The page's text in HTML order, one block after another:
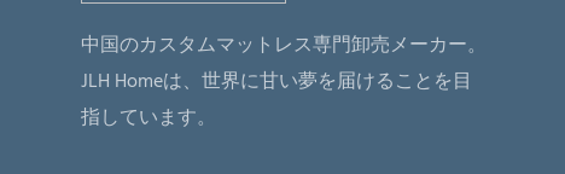
中国のカスタムマットレス専門卸売メーカー。
JLH Homeは、世界に甘い夢を届けることを目
指しています。